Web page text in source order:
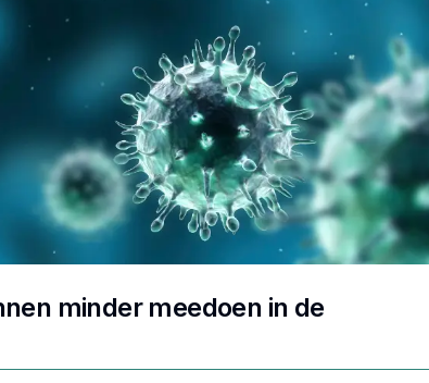
minder meedoen in de